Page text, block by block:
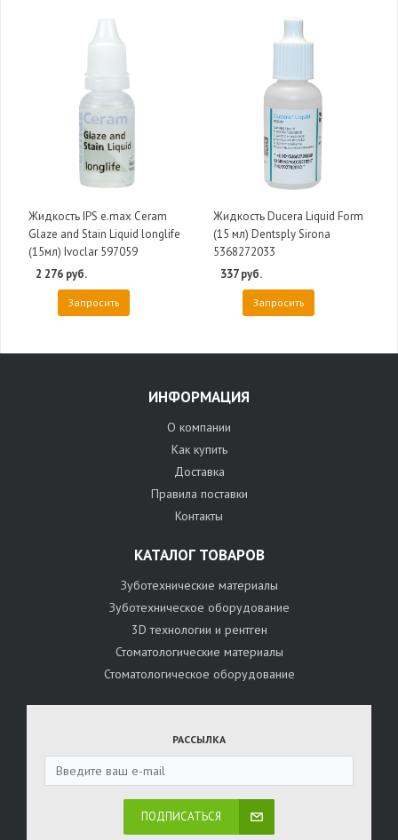
Жидкость IPS e.max Ceram
Glaze and Stain Liquid longlife
(15мл) Ivoclar 597059
2 276 руб.
Запросить
Жидкость Ducera Liquid Form
(15 мл) Dentsply Sirona
5368272033
337 руб.
Запросить
ИНФОРМАЦИЯ
О компании
Как купить
Доставка
Правила поставки
Контакты
КАТАЛОГ ТОВАРОВ
Зуботехнические материалы
Зуботехническое оборудование
3D технологии и рентген
Стоматологические материалы
Стоматологическое оборудование
РАССЫЛКА
ПОДПИСАТЬСЯ